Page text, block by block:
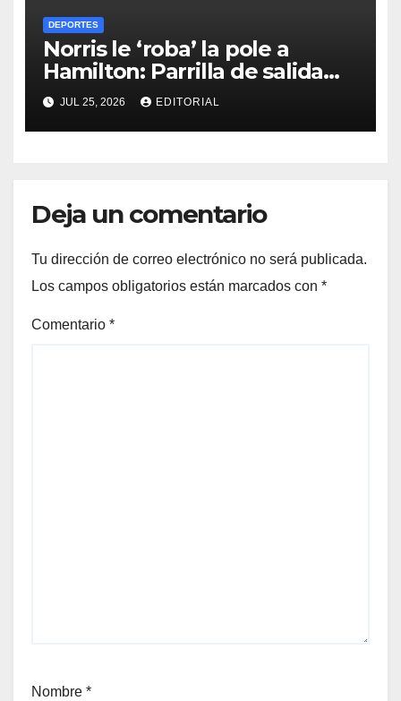
DEPORTES
Norris le ‘roba’ la pole a
Hamilton: Parrilla de salida
del Gran Premio de Hungría
2026
JUL 25, 2026 EDITORIAL
Deja un comentario
Tu dirección de correo electrónico no será publicada.
Los campos obligatorios están marcados con *
Comentario *
Nombre *